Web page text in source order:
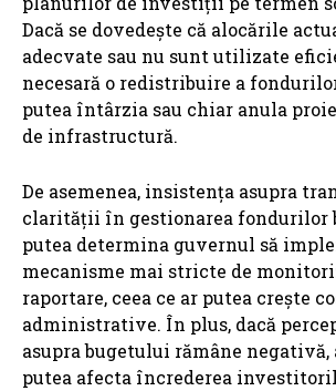
Dacă se dovedește că alocările
adecvate sau nu sunt utilizate
necesară o redistribuire a
putea întârzia sau chiar anula
de infrastructură.
De asemenea, insistența asupra
clarității în gestionarea fondurilor
putea determina guvernul să
mecanisme mai stricte de
raportare, ceea ce ar putea crește
administrative. În plus, dacă
asupra bugetului rămâne negativă,
putea afecta încrederea